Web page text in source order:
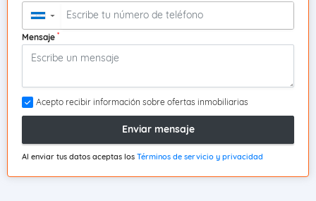
▼
Mensaje *
Acepto recibir información sobre ofertas inmobiliarias
Enviar mensaje
Al enviar tus datos aceptas los Términos de servicio y privacidad